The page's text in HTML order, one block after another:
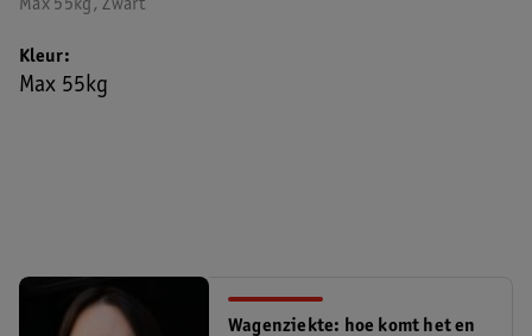
Max 55kg, Zwart
Kleur
Max 55kg
Wagenziekte: hoe komt het en